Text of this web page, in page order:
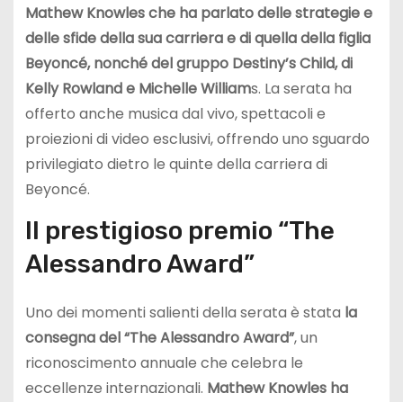
Mathew Knowles che ha parlato delle strategie e
delle sfide della sua carriera e di quella della figlia
Beyoncé, nonché del gruppo Destiny’s Child, di
Kelly Rowland e Michelle Williams. La serata ha
offerto anche musica dal vivo, spettacoli e
proiezioni di video esclusivi, offrendo uno sguardo
privilegiato dietro le quinte della carriera di
Beyoncé.
Il prestigioso premio “The
Alessandro Award”
Uno dei momenti salienti della serata è stata la
consegna del “The Alessandro Award”, un
riconoscimento annuale che celebra le
eccellenze internazionali. Mathew Knowles ha